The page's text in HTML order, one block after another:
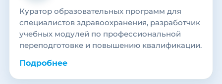
Куратор образовательных программ для
специалистов здравоохранения, разработчик
учебных модулей по профессиональной
переподготовке и повышению квалификации.
Подробнее